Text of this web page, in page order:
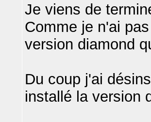
Je viens de
Comme je n'ai
version diamond
Du coup j'ai
installé la version